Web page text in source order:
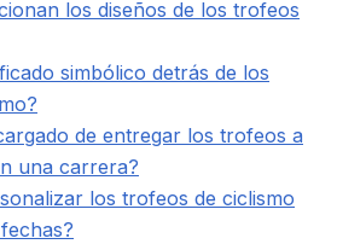
los diseños de los trofeos
simbólico detrás de los
de entregar los trofeos a
una carrera?
los trofeos de ciclismo